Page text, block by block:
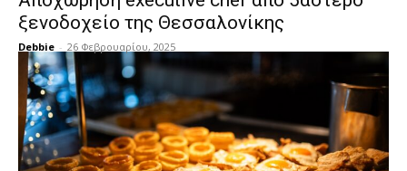
ξενοδοχείο της Θεσσαλονίκης
Debbie - 26 Φεβρουαρίου, 2025